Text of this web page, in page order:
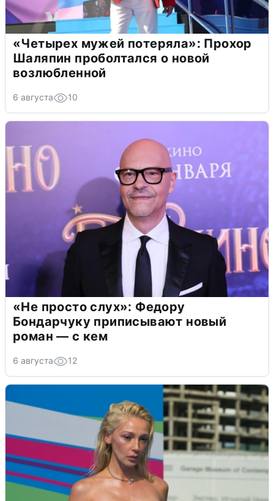
«Четырех мужей потеряла»: Прохор
Шаляпин проболтался о новой
возлюбленной
6 августа 10
«Не просто слух»: Федору
Бондарчуку приписывают новый
роман — с кем
6 августа 12